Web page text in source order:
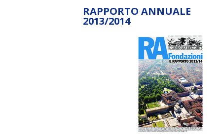
RAPPORTO ANNUALE
2013/2014